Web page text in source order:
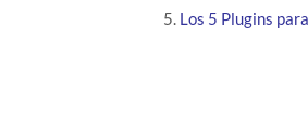
Los 5 Plugins